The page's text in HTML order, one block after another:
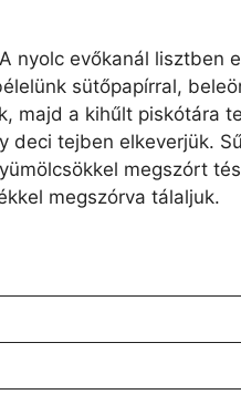
nyolc evőkanál lisztben
sütőpapírral,
majd a kihűlt piskótára
deci tejben elkeverjük.
megszórt
megszórva tálaljuk.